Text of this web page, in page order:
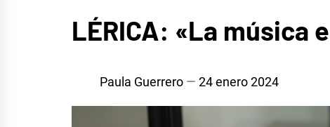
EUROFOCO
LÉRICA: «La música
Paula Guerrero 24 enero 2024